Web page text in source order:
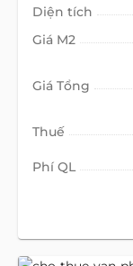
Diện tích
Giá M2
Giá Tổng
Thuế
Phí QL